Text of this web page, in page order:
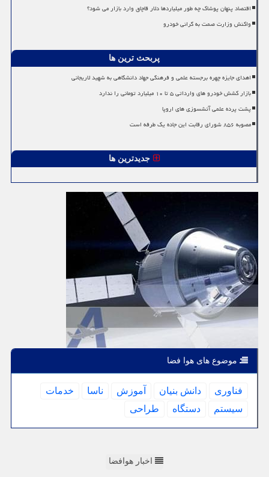
اقتصاد پنهان پوشاک چه طور میلیاردها دلار قاچاق وارد بازار می شود؟
واکنش وزارت صمت به گرانی خودرو
پربحث ترین ها
اهدای جایزه چهره برجسته علمی و فرهنگی جهاد دانشگاهی به شهید لاریجانی
بازار کشش خودرو های وارداتی ۵ تا ۱۰ میلیارد تومانی را ندارد
پشت پرده علمی آتشسوزی های اروپا
مصوبه ۸۵۶ شورای رقابت این جاده یک طرفه است
جدیدترین ها
موضوع های هوا فضا
فناوری دانش بنیان آموزش ناسا
خدمات
سیستم
دستگاه طراحی
اخبار هوافضا